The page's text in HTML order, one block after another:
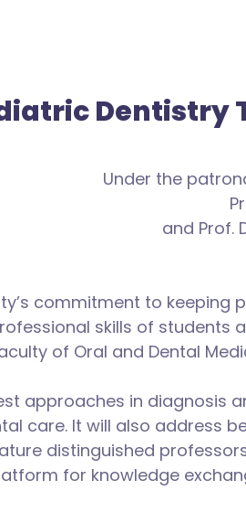
Dentistry
Under the
and Prof.
commitment to
skills of
of Oral and Dental
approaches in diagnosis
care. It will also address
distinguished
for knowledge